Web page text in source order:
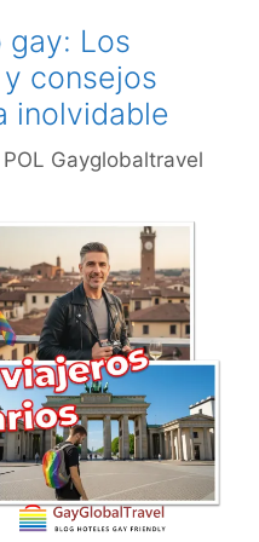
gay: Los
consejos
inolvidable
POL Gayglobaltravel